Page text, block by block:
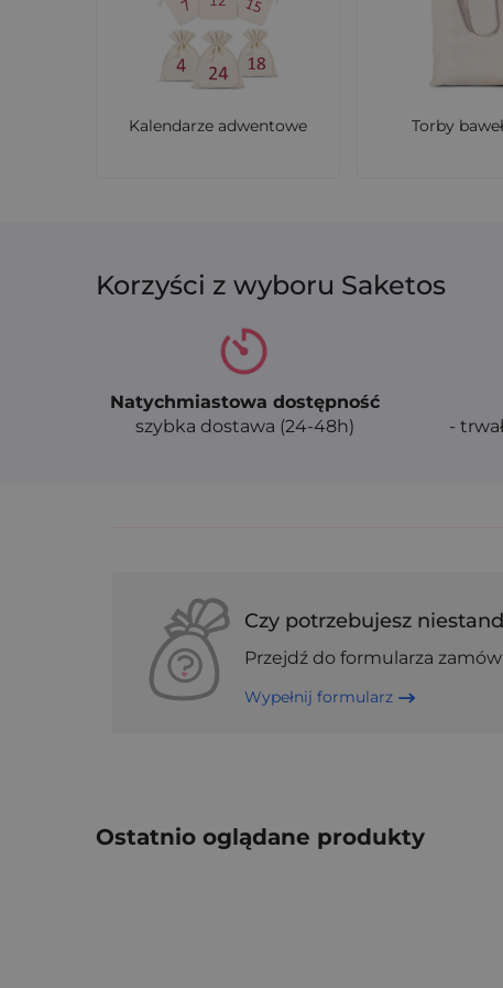
Kalendarze adwentowe Torby
Korzyści z wyboru Saketos
Natychmiastowa dostępność
szybka dostawa (24-48h)
-
Czy potrzebujesz
Przejdź do formularza
Wypełnij formularz
Ostatnio oglądane produkty